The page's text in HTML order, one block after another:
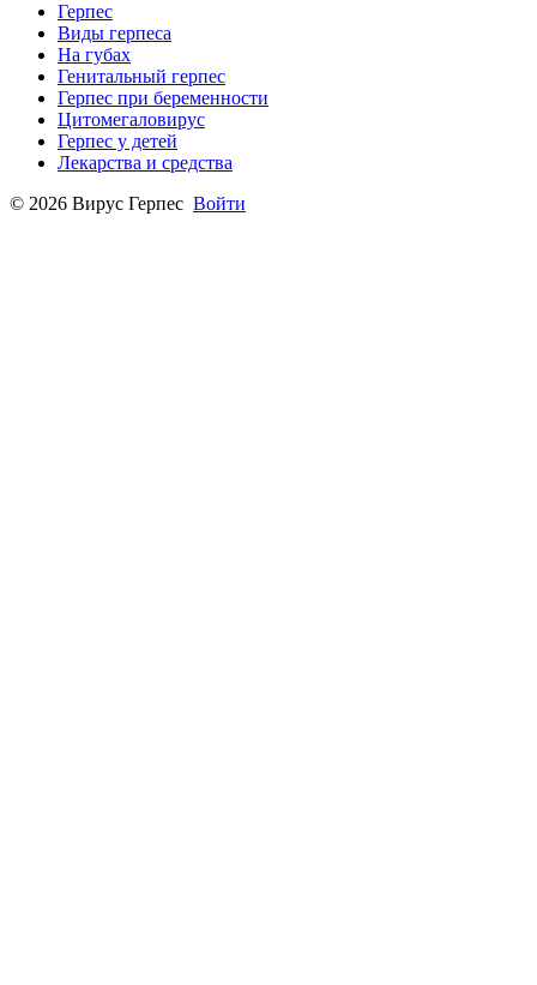
Герпес
Виды герпеса
На губах
Генитальный герпес
Герпес при беременности
Цитомегаловирус
Герпес у детей
Лекарства и средства
© 2026 Вирус Герпес Войти